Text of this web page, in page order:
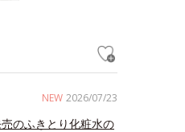
NEW 2026/07/23
のふきとり化粧水の